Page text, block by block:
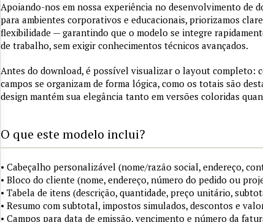
Apoiando-nos em nossa experiência no desenvolvimento de
para ambientes corporativos e educacionais, priorizamos
flexibilidade — garantindo que o modelo se integre
de trabalho, sem exigir conhecimentos técnicos avançados.
Antes do download, é possível visualizar o layout completo:
campos se organizam de forma lógica, como os totais são
design mantém sua elegância tanto em versões coloridas
O que este modelo inclui?
• Cabeçalho personalizável (nome/razão social, endereço,
• Bloco do cliente (nome, endereço, número do pedido ou
• Tabela de itens (descrição, quantidade, preço unitário,
• Resumo com subtotal, impostos simulados, descontos e
• Campos para data de emissão, vencimento e número da